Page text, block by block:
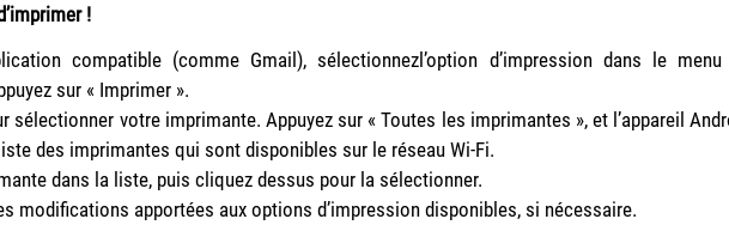
!
compatible (comme Gmail), sélectionnezl’option d’impression dans le
sur « Imprimer ».
sélectionner votre imprimante. Appuyez sur « Toutes les imprimantes », et l’appareil
des imprimantes qui sont disponibles sur le réseau Wi-Fi.
dans la liste, puis cliquez dessus pour la sélectionner.
modifications apportées aux options d’impression disponibles, si nécessaire.